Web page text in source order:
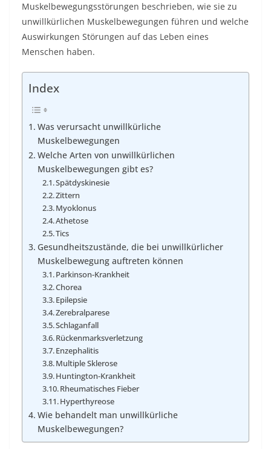
Muskelbewegungsstörungen beschrieben, wie sie zu
unwillkürlichen Muskelbewegungen führen und welche
Auswirkungen Störungen auf das Leben eines
Menschen haben.
Index
Was verursacht unwillkürliche
Muskelbewegungen
Welche Arten von unwillkürlichen
Muskelbewegungen gibt es?
Spätdyskinesie
Zittern
Myoklonus
Athetose
Tics
Gesundheitszustände, die bei unwillkürlicher
Muskelbewegung auftreten können
Parkinson-Krankheit
Chorea
Epilepsie
Zerebralparese
Schlaganfall
Rückenmarksverletzung
Enzephalitis
Multiple Sklerose
Huntington-Krankheit
Rheumatisches Fieber
Hyperthyreose
Wie behandelt man unwillkürliche
Muskelbewegungen?